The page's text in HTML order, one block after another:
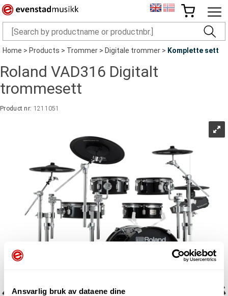
Ansvarlig bruk av dataene dine
Home>Products>Trommer>Digitale trommer> Komplette sett
Roland VAD316 Digitalt
trommesett
Product nr: 1211051